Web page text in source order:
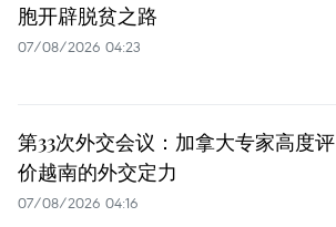
胞开辟脱贫之路
07/08/2026 04:23
第33次外交会议：加拿大专家高度评
价越南的外交定力
07/08/2026 04:16